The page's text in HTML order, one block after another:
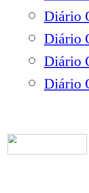
Diário
Diário
Diário
Diário